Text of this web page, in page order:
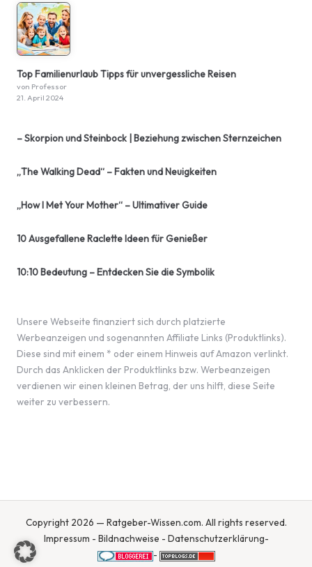
Top Familienurlaub Tipps für unvergessliche Reisen
von Professor
21. April 2024
– Skorpion und Steinbock | Beziehung zwischen Sternzeichen
„The Walking Dead“ – Fakten und Neuigkeiten
„How I Met Your Mother“ – Ultimativer Guide
10 Ausgefallene Raclette Ideen für Genießer
10:10 Bedeutung – Entdecken Sie die Symbolik
Unsere Webseite finanziert sich durch platzierte
Werbeanzeigen und sogenannten Affiliate Links (Produktlinks).
Diese sind mit einem * oder einem Hinweis auf Amazon verlinkt.
Durch das Anklicken der Produktlinks bzw. Werbeanzeigen
verdienen wir einen kleinen Betrag, der uns hilft, diese Seite
weiter zu verbessern.
Copyright 2026 — Ratgeber-Wissen.com. All rights reserved.
Impressum - Bildnachweise - Datenschutzerklärung-
-